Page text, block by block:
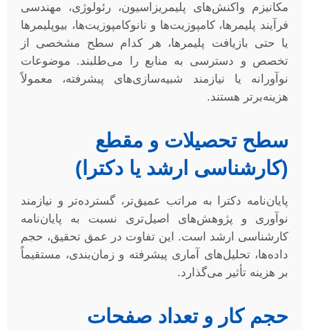
مکانیزم واکنش‌های پلیمریزاسیون، رئولوژی، مهندسی
فرآیند پلیمرها، کامپوزیت‌ها و نانوکامپوزیت‌ها، بیوپلیمرها
یا حتی بازیافت پلیمرها، هر کدام سطح مشخصی از
تخصص و دسترسی به منابع را می‌طلبند. موضوعات
نوآورانه یا نیازمند شبیه‌سازی‌های پیشرفته، معمولاً
هزینه‌برتر هستند.
سطح تحصیلات و مقطع
(کارشناسی ارشد یا دکترا)
پایان‌نامه دکترا به مراتب عمیق‌تر، گسترده‌تر و نیازمند
نوآوری و پژوهش‌های اصیل‌تری نسبت به پایان‌نامه
کارشناسی ارشد است. این تفاوت در عمق تحقیق، حجم
داده‌ها، تحلیل‌های آماری پیشرفته و زمان‌بندی، مستقیماً
بر هزینه تأثیر می‌گذارد.
حجم کار و تعداد صفحات